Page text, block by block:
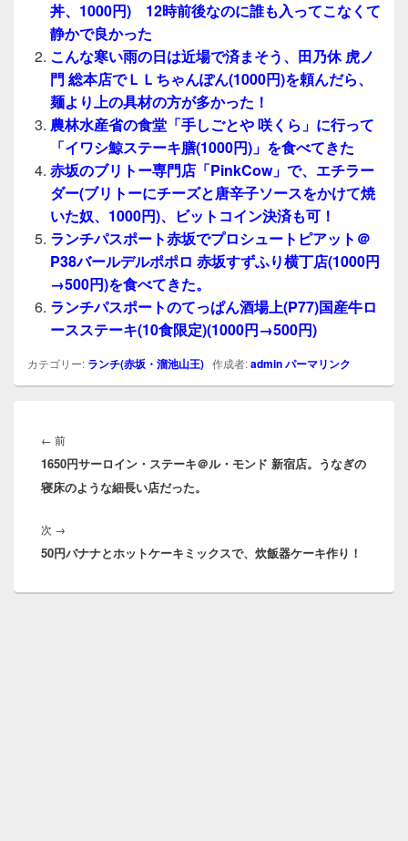
丼、1000円) 12時前後なのに誰も入ってこなくて
静かで良かった
こんな寒い雨の日は近場で済まそう、田乃休 虎ノ
門 総本店でＬＬちゃんぽん(1000円)を頼んだら、
麺より上の具材の方が多かった！
農林水産省の食堂「手しごとや 咲くら」に行って
「イワシ鯨ステーキ膳(1000円)」を食べてきた
赤坂のブリトー専門店「PinkCow」で、エチラー
ダー(ブリトーにチーズと唐辛子ソースをかけて焼
いた奴、1000円)、ビットコイン決済も可！
ランチパスポート赤坂でプロシュートピアット＠
P38バールデルポポロ 赤坂すずふり横丁店(1000円
→500円)を食べてきた。
ランチパスポートのてっぱん酒場上(P77)国産牛ロ
ースステーキ(10食限定)(1000円→500円)
カテゴリー: ランチ(赤坂・溜池山王) 作成者:adminパーマリンク
稿
ナ
ビ
ゲ
シ
ョ
← 前前
の
投
1650円サーロイン・ステーキ＠ル・モンド 新宿店。うなぎの
寝床のような細長い店だった。
次 →
の
稿:
50円バナナとホットケーキミックスで、炊飯器ケーキ作り！